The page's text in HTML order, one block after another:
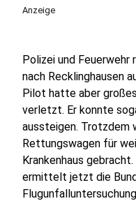
Anzeige
Polizei und
nach Recklinghausen
Pilot hatte aber
verletzt. Er konnte
aussteigen. Trotzdem
Rettungswagen für
Krankenhaus
ermittelt jetzt die